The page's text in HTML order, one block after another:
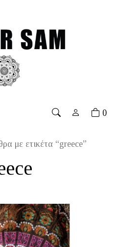
0
με ετικέτα “greece”